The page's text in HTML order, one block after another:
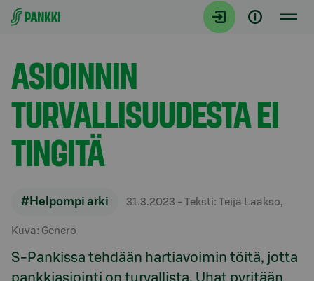
Siirry suoraan sisältöön
Artikkelit
ASIOINNIN
TURVALLISUUDESTA EI
TINGITÄ
#Helpompi arki 31.3.2023 - Teksti: Teija Laakso,
Kuva: Genero
S-Pankissa tehdään hartiavoimin töitä, jotta
pankkiasiointi on turvallista. Uhat pyritään